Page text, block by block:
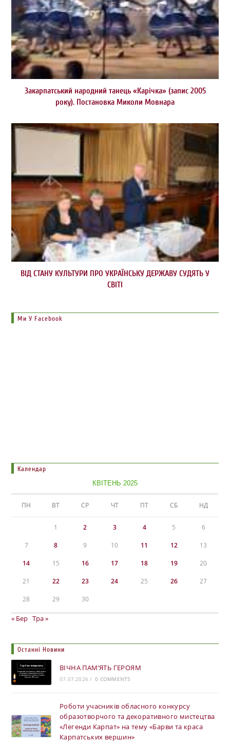
Закарпатський народний танець «Карічка» (запис 2005
року). Постановка Миколи Мовнара
ВІД СТАНУ КУЛЬТУРИ ПРО УКРАЇНСЬКУ ДЕРЖАВУ СУДЯТЬ У
СВІТІ
Ми У Facebook
Календар
КВІТЕНЬ 2025
ПН ВТ СР ЧТ ПТ СБ НД
1 2 3 4 5 6
7 8 9 10 11 12 13
14 15 16 17 18 19 20
21 22 23 24 25 26 27
28 29 30
« Бер Тра »
Останні Новини
ВІЧНА ПАМ’ЯТЬ ГЕРОЯМ
07.07.2026 / 0 COMMENTS
Роботи учасників обласного конкурсу
образотворчого та декоративного мистецтва
«Легенди Карпат» на тему «Барви та краса
Карпатських вершин»